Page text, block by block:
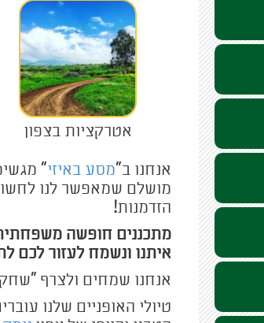
אטרקציות בצפון
אנחנו ב"מסע באיזי"
מושלם שמאפשר לנו
הזדמנות!
מתכננים חופשה משפחתית
איתנו ונשמח לעזור לכם
אנחנו שמחים ולצרף
טיולי האופניים שלנו